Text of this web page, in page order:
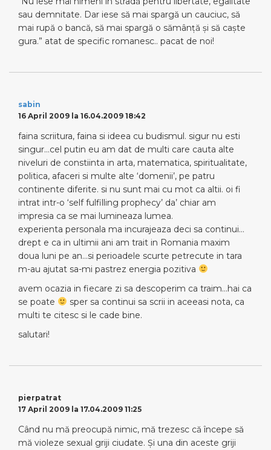
sau demnitate. Dar iese să mai spargă un cauciuc, să
mai rupă o bancă, să mai spargă o sămânţă şi să caşte
gura.” atat de specific romanesc.. pacat de noi!
sabin
16 April 2009 la 16.04.2009 18:42
faina scriitura, faina si ideea cu budismul. sigur nu esti
singur…cel putin eu am dat de multi care cauta alte
niveluri de constiinta in arta, matematica, spiritualitate,
politica, afaceri si multe alte ‘domenii’, pe patru
continente diferite. si nu sunt mai cu mot ca altii. oi fi
intrat intr-o ‘self fulfilling prophecy’ da’ chiar am
impresia ca se mai lumineaza lumea.
experienta personala ma incurajeaza deci sa continui…
drept e ca in ultimii ani am trait in Romania maxim
doua luni pe an…si perioadele scurte petrecute in tara
m-au ajutat sa-mi pastrez energia pozitiva
avem ocazia in fiecare zi sa descoperim ca traim…hai ca
se poate
sper sa continui sa scrii in aceeasi nota, ca
multi te citesc si le cade bine.
salutari!
pierpatrat
17 April 2009 la 17.04.2009 11:25
Când nu mă preocupă nimic, mă trezesc că începe să
mă violeze sexual griji ciudate. Şi una din aceste griji